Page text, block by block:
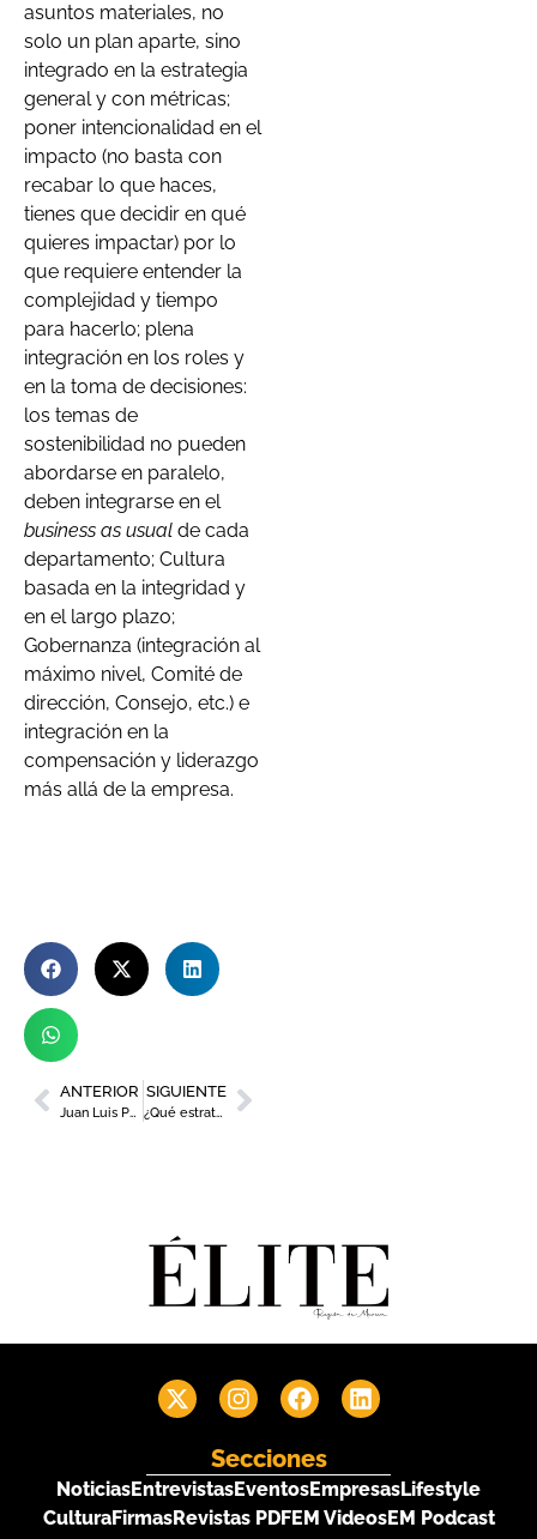
asuntos materiales, no
solo un plan aparte, sino
integrado en la estrategia
general y con métricas;
poner intencionalidad en el
impacto (no basta con
recabar lo que haces,
tienes que decidir en qué
quieres impactar) por lo
que requiere entender la
complejidad y tiempo
para hacerlo; plena
integración en los roles y
en la toma de decisiones:
los temas de
sostenibilidad no pueden
abordarse en paralelo,
deben integrarse en el
business as usual de cada
departamento; Cultura
basada en la integridad y
en el largo plazo;
Gobernanza (integración al
máximo nivel, Comité de
dirección, Consejo, etc.) e
integración en la
compensación y liderazgo
más allá de la empresa.
ANTERIOR
Juan Luis Pedreño, decano del Colegio Oficial de Ingenieros de Telecomunicación de la Región de Murcia
SIGUIENTE
¿Qué estrategia tiene Murcia para ser referente en turismo sostenible?
Secciones
NoticiasEntrevistasEventosEmpresasLifestyle
CulturaFirmasRevistas PDFEM VideosEM Podcast